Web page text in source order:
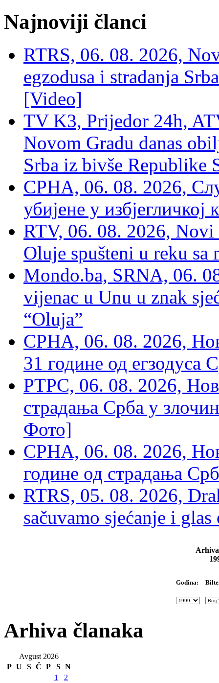
Najnoviji članci
RTRS, 06. 08. 2026,
egzodusa i stradanja
[Video]
TV K3, Prijedor 24h,
Novom Gradu danas
Srba iz bivše Republike
СРНА, 06. 08. 2026,
убијене у избјегличкој
RTV, 06. 08. 2026, Novi
Oluje spušteni u reku sa
Mondo.ba, SRNA, 06.
vijenac u Unu u znak
“Oluja”
СРНА, 06. 08. 2026,
31 године од егзодуса
РТРС, 06. 08. 2026,
страдања Срба у
Фото]
СРНА, 06. 08. 2026,
године од страдања
RTRS, 05. 08. 2026,
sačuvamo sjećanje i
Godina:
Arhiva članaka
Avgust 2026
P U S Č P S N
1
2